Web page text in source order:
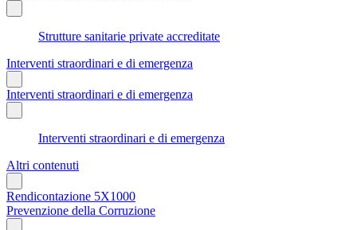
Strutture sanitarie private accreditate
Interventi straordinari e di emergenza
Interventi straordinari e di emergenza
Interventi straordinari e di emergenza
Altri contenuti
Rendicontazione 5X1000
Prevenzione della Corruzione